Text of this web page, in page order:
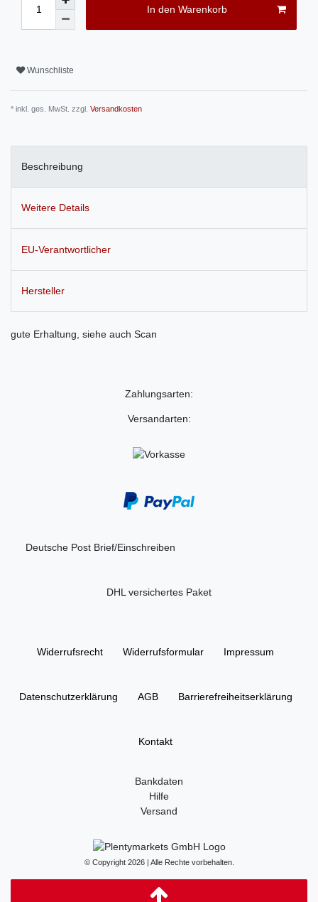
In den Warenkorb
Wunschliste
* inkl. ges. MwSt. zzgl. Versandkosten
Beschreibung
Weitere Details
EU-Verantwortlicher
Hersteller
gute Erhaltung, siehe auch Scan
Zahlungsarten:
Versandarten:
Deutsche Post Brief/Einschreiben
DHL versichertes Paket
Widerrufs­recht Widerrufs­formular Impressum
Daten­schutz­erklärung AGB Barrierefreiheitserklärung
Kontakt
Bankdaten
Hilfe
Versand
© Copyright 2026 | Alle Rechte vorbehalten.